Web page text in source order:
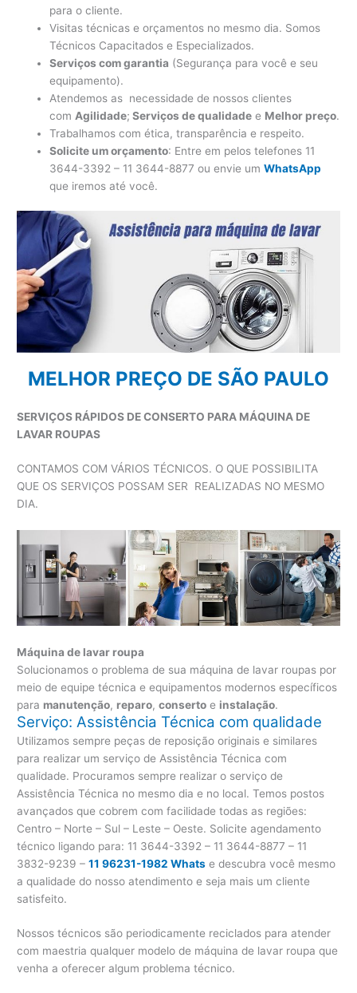
para o cliente.
Visitas técnicas e orçamentos no mesmo dia. Somos
Técnicos Capacitados e Especializados.
Serviços com garantia (Segurança para você e seu
equipamento).
Atendemos as necessidade de nossos clientes
com Agilidade; Serviços de qualidade e Melhor preço.
Trabalhamos com ética, transparência e respeito.
Solicite um orçamento: Entre em pelos telefones 11
3644-3392 – 11 3644-8877 ou envie umWhatsApp
que iremos até você.
MELHOR PREÇO DE SÃO PAULO
SERVIÇOS RÁPIDOS DE CONSERTO PARA MÁQUINA DE
LAVAR ROUPAS
CONTAMOS COM VÁRIOS TÉCNICOS. O QUE POSSIBILITA
QUE OS SERVIÇOS POSSAM SER REALIZADAS NO MESMO
DIA.
Máquina de lavar roupa
Solucionamos o problema de sua máquina de lavar roupas por
meio de equipe técnica e equipamentos modernos específicos
para manutenção, reparo,conserto e instalação.
Serviço: Assistência Técnica com qualidade
Utilizamos sempre peças de reposição originais e similares
para realizar um serviço de Assistência Técnica com
qualidade. Procuramos sempre realizar o serviço de
Assistência Técnica no mesmo dia e no local. Temos postos
avançados que cobrem com facilidade todas as regiões:
Centro – Norte – Sul – Leste – Oeste. Solicite agendamento
técnico ligando para: 11 3644-3392 – 11 3644-8877 – 11
3832-9239 –11 96231-1982 Whats e descubra você mesmo
a qualidade do nosso atendimento e seja mais um cliente
satisfeito.
Nossos técnicos são periodicamente reciclados para atender
com maestria qualquer modelo de máquina de lavar roupa que
venha a oferecer algum problema técnico.